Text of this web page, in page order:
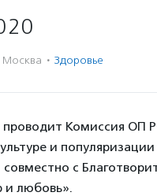
Москва · Здоровье
Комиссия ОП
и
с
любовь».